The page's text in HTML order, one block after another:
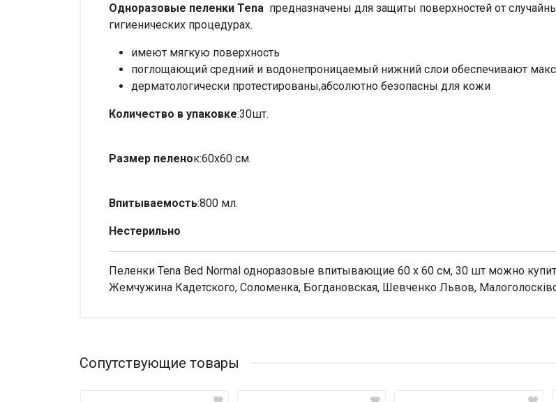
Одноразовые пеленки Tena предназначены для защиты поверхностей от
гигиенических процедурах.
имеют мягкую поверхность
поглощающий средний и водонепроницаемый нижний слои обеспечивают
дерматологически протестированы,абсолютно безопасны для кожи
Количество в упаковке:30шт.
Размер пеленок:60х60 см.
Впитываемость:800 мл.
Нестерильно
Пеленки Tena Bed Normal одноразовые впитывающие 60 x 60 см, 30 шт можно
Жемчужина Кадетского, Соломенка, Богдановская, Шевченко Львов,
Кол-во в упаковке
Сопутствующие товары